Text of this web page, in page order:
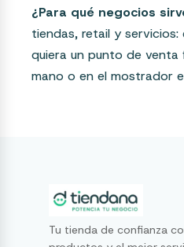
¿Para qué negocios
tiendas, retail y
quiera un punto de venta
mano o en el mostrador
Tu tienda de confianza